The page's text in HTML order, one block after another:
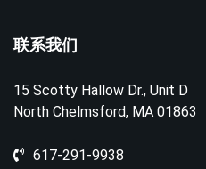
联系我们
15 Scotty Hallow Dr., Unit D
North Chelmsford, MA 01863
617-291-9938